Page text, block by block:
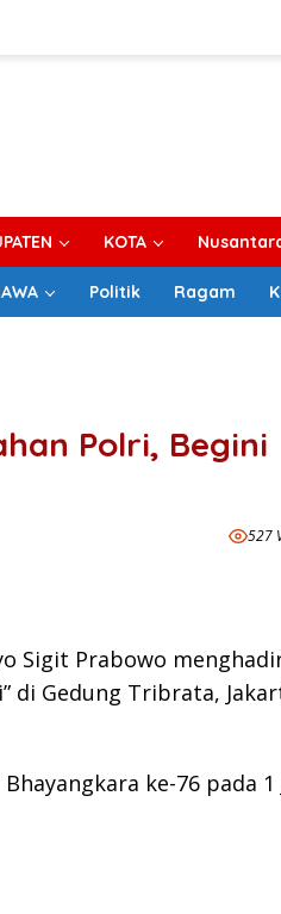
KOTA
Politik Ragam
Polri, Begini
527
Sigit Prabowo
di Gedung Tribrata,
ke-76 pada 1